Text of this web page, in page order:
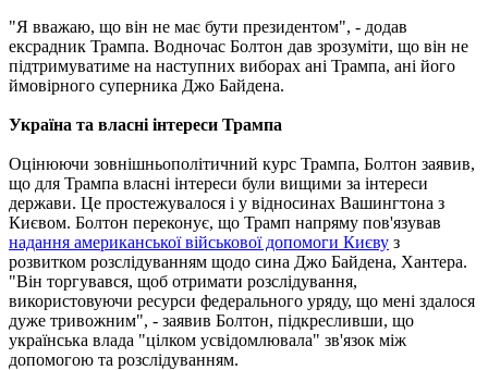
"Я вважаю, що він не має бути президентом", - додав
ексрадник Трампа. Водночас Болтон дав зрозуміти, що він не
підтримуватиме на наступних виборах ані Трампа, ані його
ймовірного суперника Джо Байдена.
Україна та власні інтереси Трампа
Оцінюючи зовнішньополітичний курс Трампа, Болтон заявив,
що для Трампа власні інтереси були вищими за інтереси
держави. Це простежувалося і у відносинах Вашингтона з
Києвом. Болтон переконує, що Трамп напряму пов'язував
надання американської військової допомоги Києву з
розвитком розслідуванням щодо сина Джо Байдена, Хантера.
"Він торгувався, щоб отримати розслідування,
використовуючи ресурси федерального уряду, що мені здалося
дуже тривожним", - заявив Болтон, підкресливши, що
українська влада "цілком усвідомлювала" зв'язок між
допомогою та розслідуванням.